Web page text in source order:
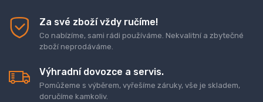
Za své zboží vždy ručíme!
Co nabízíme, sami rádi používáme. Nekvalitní a zbytečné
zboží neprodáváme.
Výhradní dovozce a servis.
Pomůžeme s výběrem, vyřešíme záruky, vše je skladem,
doručíme kamkoliv.